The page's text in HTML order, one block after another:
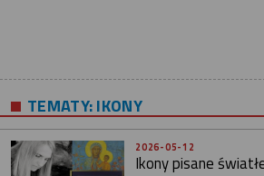
TEMATY:IKONY
2026-05-12
Ikony pisane